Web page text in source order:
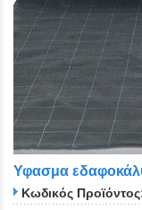
Υφασμα
Κωδικός